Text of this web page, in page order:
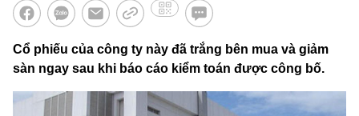
Cổ phiếu của công ty này đã trắng bên mua và giảm
sàn ngay sau khi báo cáo kiểm toán được công bố.